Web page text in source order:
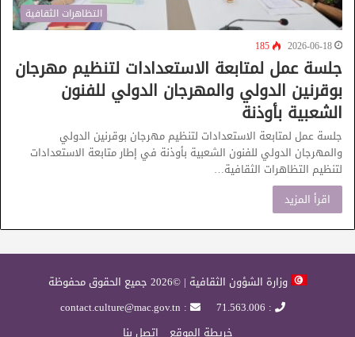
التظاهرات الثقافية
2026-06-18
185
جلسة عمل لمتابعة الاستعدادات لتنظيم مهرجان
بوقرنين الدولي والمهرجان الدولي للفنون
الشعبية بأوذنة
جلسة عمل لمتابعة الاستعدادات لتنظيم مهرجان بوقرنين الدولي
والمهرجان الدولي للفنون الشعبية بأوذنة في إطار متابعة الاستعدادات
لتنظيم التظاهرات الثقافية…
اقرأ المزيد
وزارة الشؤون الثقافية | ©2026 جميع الحقوق محفوظة
: 71.563.006
: contact.culture@mac.gov.tn
خريطة الموقع
إتصل بنا